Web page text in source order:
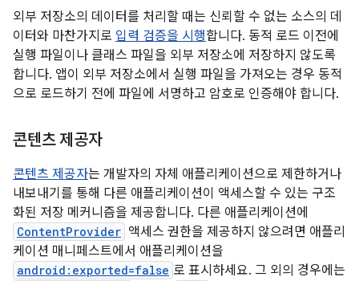
외부 저장소의 데이터를 처리할 때는 신뢰할 수 없는 소스의 데
이터와 마찬가지로 입력 검증을 시행합니다. 동적 로드 이전에
실행 파일이나 클래스 파일을 외부 저장소에 저장하지 않도록
합니다. 앱이 외부 저장소에서 실행 파일을 가져오는 경우 동적
으로 로드하기 전에 파일에 서명하고 암호로 인증해야 합니다.
콘텐츠 제공자
콘텐츠 제공자는 개발자의 자체 애플리케이션으로 제한하거나
내보내기를 통해 다른 애플리케이션이 액세스할 수 있는 구조
화된 저장 메커니즘을 제공합니다. 다른 애플리케이션에
ContentProvider 액세스 권한을 제공하지 않으려면 애플리
케이션 매니페스트에서 애플리케이션을
android:exported=false 로 표시하세요. 그 외의 경우에는